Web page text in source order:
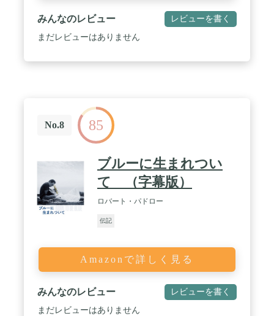
みんなのレビュー レビューを書く
まだレビューはありません
No.8 85
ブルーに生まれつい
て （字幕版）
ロバート・パドロー
伝記
Amazonで詳しく見る
みんなのレビュー レビューを書く
まだレビューはありません